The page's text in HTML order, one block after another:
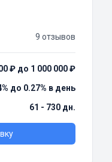
9 отзывов
₽ до 1 000 000 ₽
до 0.27% в день
61 - 730 дн.